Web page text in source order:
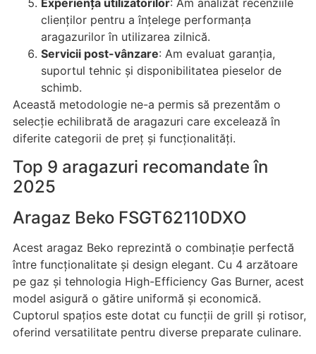
Experiența utilizatorilor: Am analizat recenziile
clienților pentru a înțelege performanța
aragazurilor în utilizarea zilnică.
Servicii post-vânzare: Am evaluat garanția,
suportul tehnic și disponibilitatea pieselor de
schimb.
Această metodologie ne-a permis să prezentăm o
selecție echilibrată de aragazuri care excelează în
diferite categorii de preț și funcționalități.
Top 9 aragazuri recomandate în
2025
Aragaz Beko FSGT62110DXO
Acest aragaz Beko reprezintă o combinație perfectă
între funcționalitate și design elegant. Cu 4 arzătoare
pe gaz și tehnologia High-Efficiency Gas Burner, acest
model asigură o gătire uniformă și economică.
Cuptorul spațios este dotat cu funcții de grill și rotisor,
oferind versatilitate pentru diverse preparate culinare.